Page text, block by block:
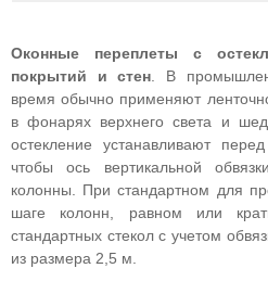
Оконные переплеты с
покрытий и стен . В
время обычно применяют
в фонарях верхнего света и
остекление устанавливают
чтобы ось вертикальной
колонны. При стандартном для
шаге колонн, равном или
стандартных стекол с учетом
из размера 2,5 м.